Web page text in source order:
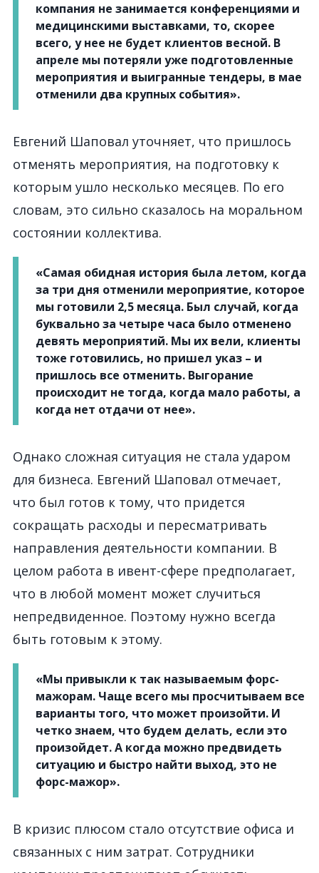
компания не занимается конференциями и
медицинскими выставками, то, скорее
всего, у нее не будет клиентов весной. В
апреле мы потеряли уже подготовленные
мероприятия и выигранные тендеры, в мае
отменили два крупных события».
Евгений Шаповал уточняет, что пришлось
отменять мероприятия, на подготовку к
которым ушло несколько месяцев. По его
словам, это сильно сказалось на моральном
состоянии коллектива.
«Самая обидная история была летом, когда
за три дня отменили мероприятие, которое
мы готовили 2,5 месяца. Был случай, когда
буквально за четыре часа было отменено
девять мероприятий. Мы их вели, клиенты
тоже готовились, но пришел указ – и
пришлось все отменить. Выгорание
происходит не тогда, когда мало работы, а
когда нет отдачи от нее».
Однако сложная ситуация не стала ударом
для бизнеса. Евгений Шаповал отмечает,
что был готов к тому, что придется
сокращать расходы и пересматривать
направления деятельности компании. В
целом работа в ивент-сфере предполагает,
что в любой момент может случиться
непредвиденное. Поэтому нужно всегда
быть готовым к этому.
«Мы привыкли к так называемым форс-
мажорам. Чаще всего мы просчитываем все
варианты того, что может произойти. И
четко знаем, что будем делать, если это
произойдет. А когда можно предвидеть
ситуацию и быстро найти выход, это не
форс-мажор».
В кризис плюсом стало отсутствие офиса и
связанных с ним затрат. Сотрудники